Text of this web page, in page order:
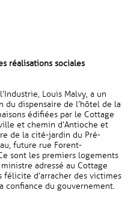
réalisations sociales
Louis Malvy, a un
du dispensaire de l’hôtel de la
édifiées par le Cottage
et chemin d’Antioche et
de la cité-jardin du Pré-
future rue Forent-
sont les premiers logements
adressé au Cottage
félicite d’arracher des victimes
confiance du gouvernement.